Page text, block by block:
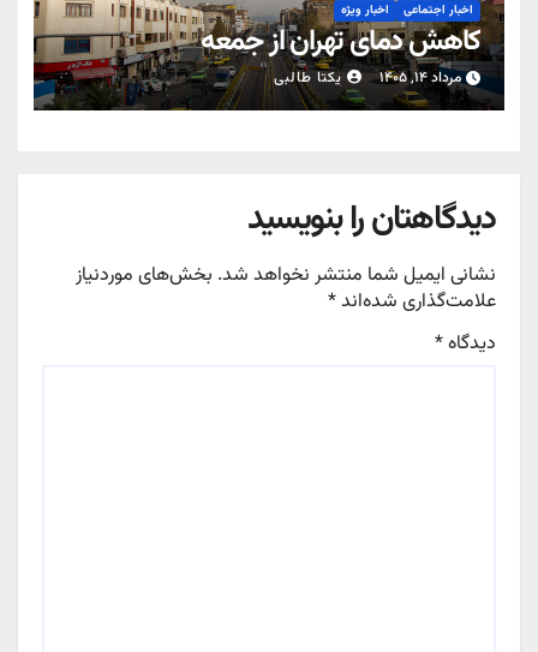
اخبار اجتماعی اخبار ویژه
کاهش دمای تهران از جمعه
مرداد ۱۴, ۱۴۰۵ یکتا طالبی
دیدگاهتان را بنویسید
نشانی ایمیل شما منتشر نخواهد شد. بخش‌های موردنیاز
علامت‌گذاری شده‌اند*
دیدگاه*